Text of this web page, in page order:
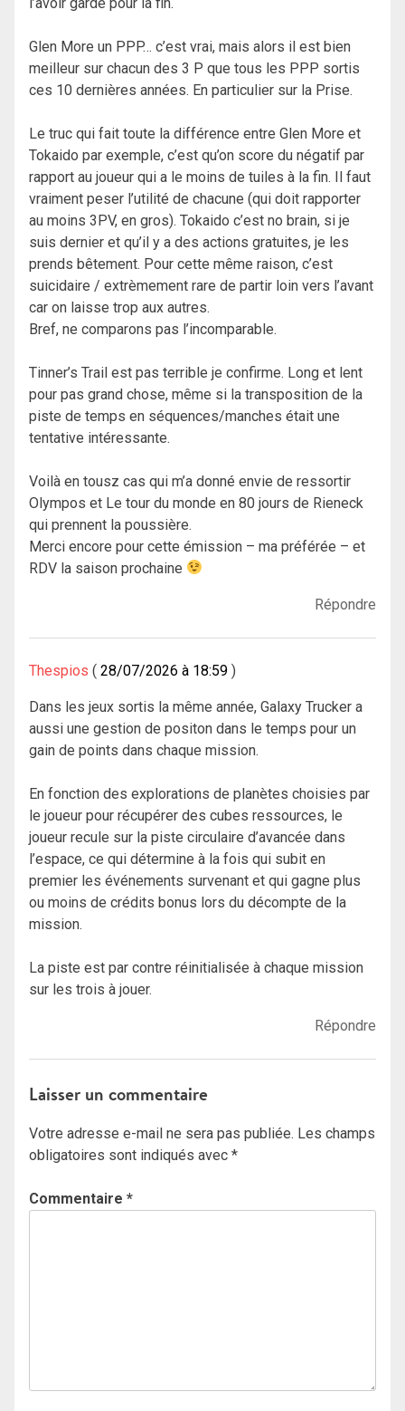
Glen More un PPP… c’est vrai, mais alors il est bien
meilleur sur chacun des 3 P que tous les PPP sortis
ces 10 dernières années. En particulier sur la Prise.
Le truc qui fait toute la différence entre Glen More et
Tokaido par exemple, c’est qu’on score du négatif par
rapport au joueur qui a le moins de tuiles à la fin. Il faut
vraiment peser l’utilité de chacune (qui doit rapporter
au moins 3PV, en gros). Tokaido c’est no brain, si je
suis dernier et qu’il y a des actions gratuites, je les
prends bêtement. Pour cette même raison, c’est
suicidaire / extrèmement rare de partir loin vers l’avant
car on laisse trop aux autres.
Bref, ne comparons pas l’incomparable.
Tinner’s Trail est pas terrible je confirme. Long et lent
pour pas grand chose, même si la transposition de la
piste de temps en séquences/manches était une
tentative intéressante.
Voilà en tousz cas qui m’a donné envie de ressortir
Olympos et Le tour du monde en 80 jours de Rieneck
qui prennent la poussière.
Merci encore pour cette émission – ma préférée – et
RDV la saison prochaine
Répondre
Thespios 28/07/2026 à 18:59
Dans les jeux sortis la même année, Galaxy Trucker a
aussi une gestion de positon dans le temps pour un
gain de points dans chaque mission.
En fonction des explorations de planètes choisies par
le joueur pour récupérer des cubes ressources, le
joueur recule sur la piste circulaire d’avancée dans
l’espace, ce qui détermine à la fois qui subit en
premier les événements survenant et qui gagne plus
ou moins de crédits bonus lors du décompte de la
mission.
La piste est par contre réinitialisée à chaque mission
sur les trois à jouer.
Répondre
Laisser un commentaire
Votre adresse e-mail ne sera pas publiée. Les champs
obligatoires sont indiqués avec *
Commentaire *